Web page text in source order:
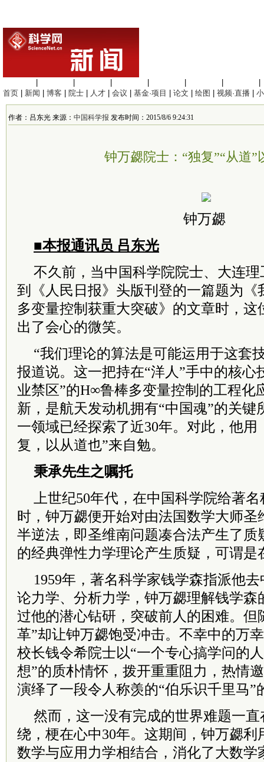
首页
新闻 博客 院士 人才 会议 基金·项目 论文 绘图 视频·直播
作者：吕东光 来源： 中国科学报 发布时间：2015/8/6 9:24:31
钟万勰院士：“独复”“从道”
钟万勰
■本报通讯员 吕东光
不久前，当中国科学院院士、大连
到《人民日报》头版刊登的一篇题为《
多变量控制获重大突破》的文章时，这
出了会心的微笑。
“我们理论的算法是可能运用于这套
报道说。这一把持在“洋人”手中的核心
业禁区”的H∞鲁棒多变量控制的工程化
新，是航天发动机拥有“中国魂”的关键
一领域已经探索了近30年。对此，他用
复，以从道也”来自勉。
秉承先生之嘱托
上世纪50年代，在中国科学院给著
时，钟万勰便开始对由法国数学大师圣
半逆法，即圣维南问题凑合法产生了质
的经典弹性力学理论产生质疑，可谓是
1959年，著名科学家钱学森指派他
论力学、分析力学，钟万勰理解钱学森
过他的潜心钻研，突破前人的困难。但
革”却让钟万勰饱受冲击。不幸中的万
校长钱令希院士以“一个专心搞学问的
想”的质朴情怀，拨开重重阻力，热情
演绎了一段令人称羡的“伯乐识千里马”
然而，这一没有完成的世界难题一
绕，梗在心中30年。这期间，钟万勰利
数学与应用力学相结合，消化了大数学